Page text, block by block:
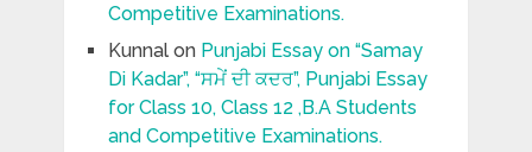
Competitive Examinations.
Kunnalon Punjabi Essay on “Samay
Di Kadar”, “ਸਮੇਂ ਦੀ ਕਦਰ”, Punjabi Essay
for Class 10, Class 12 ,B.A Students
and Competitive Examinations.